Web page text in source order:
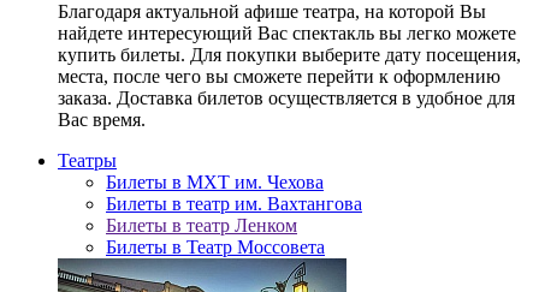
Благодаря актуальной афише театра, на которой Вы
найдете интересующий Вас спектакль вы легко можете
купить билеты. Для покупки выберите дату посещения,
места, после чего вы сможете перейти к оформлению
заказа. Доставка билетов осуществляется в удобное для
Вас время.
Театры
Билеты в МХТ им. Чехова
Билеты в театр им. Вахтангова
Билеты в театр Ленком
Билеты в Театр Моссовета